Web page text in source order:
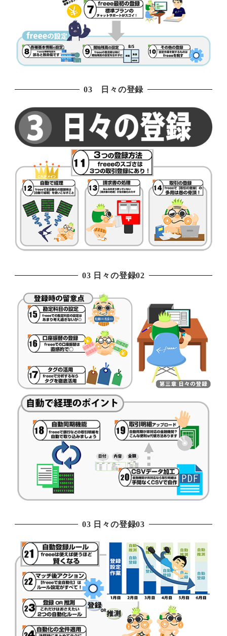
03 日々の登録
03 日々の登録02
03 日々の登録03